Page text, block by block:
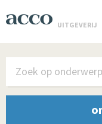
UITGEVERIJ